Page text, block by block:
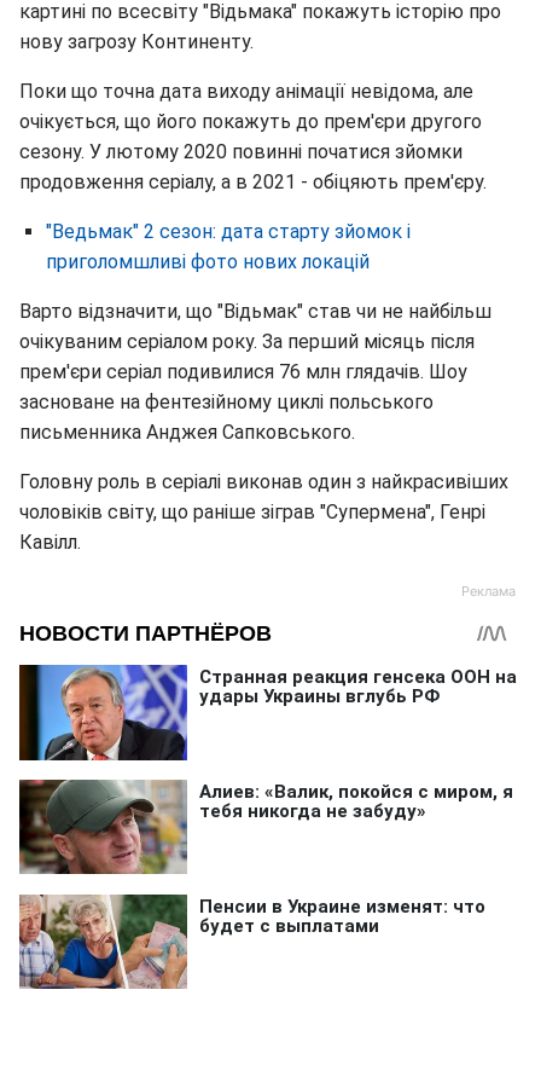
картині по всесвіту "Відьмака" покажуть історію про
нову загрозу Континенту.
Поки що точна дата виходу анімації невідома, але
очікується, що його покажуть до прем'єри другого
сезону. У лютому 2020 повинні початися зйомки
продовження серіалу, а в 2021 - обіцяють прем'єру.
"Ведьмак" 2 сезон: дата старту зйомок і
приголомшливі фото нових локацій
Варто відзначити, що "Відьмак" став чи не найбільш
очікуваним серіалом року. За перший місяць після
прем'єри серіал подивилися 76 млн глядачів. Шоу
засноване на фентезійному циклі польського
письменника Анджея Сапковського.
Головну роль в серіалі виконав один з найкрасивіших
чоловіків світу, що раніше зіграв "Супермена", Генрі
Кавілл.